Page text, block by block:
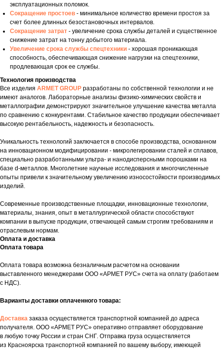
эксплуатационных поломок.
Сокращение простоев - минимальное количество времени простоя за
счет более длинных безостановочных интервалов.
Сокращение затрат - увеличение срока службы деталей и существенное
снижение затрат на тонну добытого материала.
Увеличение срока службы спецтехники - хорошая проникающая
способность, обеспечивающая снижение нагрузки на спецтехники,
продлевающая срок ее службы.
Технология производства
Все изделия ARMET GROUP разработаны по собственной технологии и не
имеют аналогов. Лабораторные анализы физико-химических свойств и
металлографии демонстрируют значительное улучшение качества металла
по сравнению с конкурентами. Стабильное качество продукции обеспечивает
высокую рентабельность, надежность и безопасность.
Уникальность технологий заключается в способе производства, основанном
на инновационном модифицировании - микролегировании сталей и сплавов,
специально разработанными ультра- и нанодисперсными порошками на
базе d-металлов. Многолетние научные исследования и многочисленные
опыты привели к значительному увеличению износостойкости производимых
изделий.
Современные производственные площадки, инновационные технологии,
материалы, знания, опыт в металлургической области способствуют
компании в выпуске продукции, отвечающей самым строгим требованиям и
отраслевым нормам.
Оплата и доставка
Оплата товара
Оплата товара возможна безналичным расчетом на основании
выставленного менеджерами ООО «АРМЕТ РУС» счета на оплату (работаем
с НДС).
Варианты доставки оплаченного товара:
Доставка заказа осуществляется транспортной компанией до адреса
получателя. ООО «АРМЕТ РУС» оперативно отправляет оборудование
в любую точку России и стран СНГ. Отправка груза осуществляется
из Красноярска транспортной компанией по вашему выбору, имеющей